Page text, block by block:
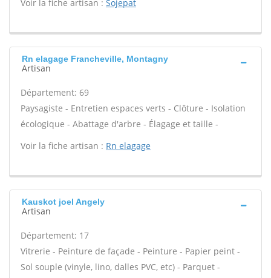
Voir la fiche artisan : Sojepat
Rn elagage Francheville, Montagny
Artisan
Département: 69
Paysagiste - Entretien espaces verts - Clôture - Isolation
écologique - Abattage d'arbre - Élagage et taille -
Voir la fiche artisan : Rn elagage
Kauskot joel Angely
Artisan
Département: 17
Vitrerie - Peinture de façade - Peinture - Papier peint -
Sol souple (vinyle, lino, dalles PVC, etc) - Parquet -